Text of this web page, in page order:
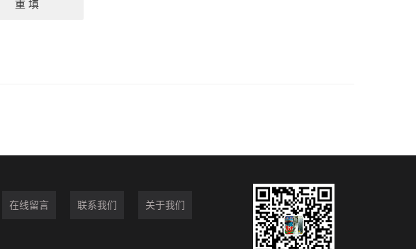
在线留言 联系我们 关于我们